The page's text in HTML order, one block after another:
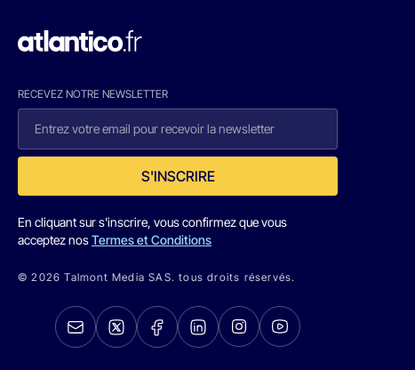
RECEVEZ NOTRE NEWSLETTER
S'INSCRIRE
En cliquant sur s'inscrire, vous confirmez que vous
acceptez nosTermes et Conditions
© 2026 Talmont Media SAS. tous droits réservés.